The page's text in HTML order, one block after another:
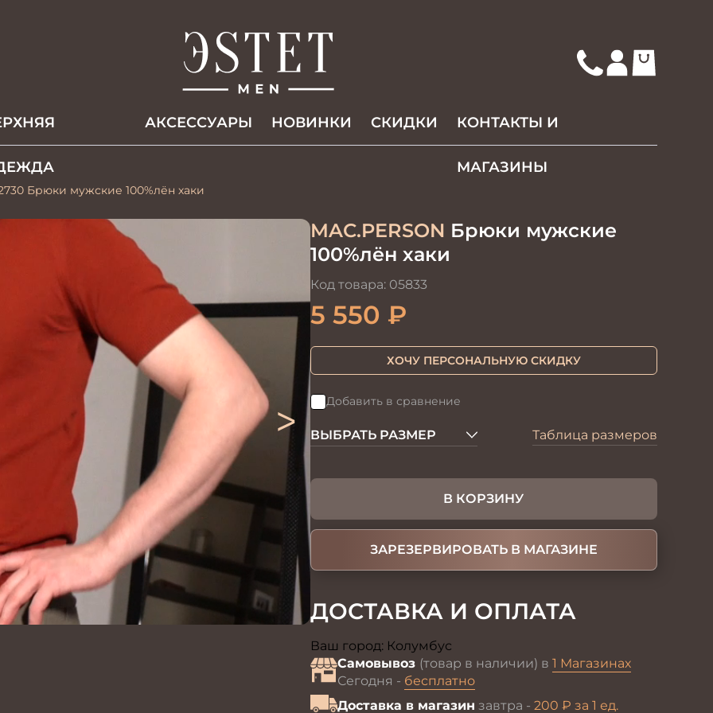
АКCЕССУАРЫ НОВИНКИ СКИДКИ КОНТАКТЫ И
МАГАЗИНЫ
Брюки мужские 100%лён хаки
>
MAC.PERSON Брюки мужские
100%лён хаки
Код товара: 05833
5 550 ₽
ХОЧУ ПЕРСОНАЛЬНУЮ СКИДКУ
Добавить в сравнение
ВЫБРАТЬ РАЗМЕР Таблица размеров
В КОРЗИНУ
ЗАРЕЗЕРВИРОВАТЬ В МАГАЗИНЕ
ДОСТАВКА И ОПЛАТА
Ваш город: Колумбус
Самовывоз (товар в наличии) в 1 Магазинах
Сегодня - бесплатно
Доставка в магазин завтра - 200 ₽ за 1 ед.